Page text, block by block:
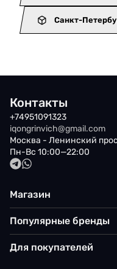
Санкт-
Контакты
+74951091323
iqongrinvich@gmail.com
Москва - Ленинский
Пн-Вс 10:00—22:00
Магазин
Популярные бренды
Для покупателей